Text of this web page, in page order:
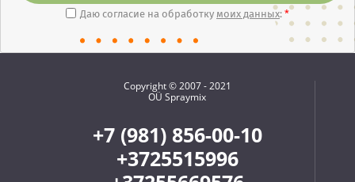
Даю согласие на обработку моих данных: *
Copyright © 2007 - 2021
OÜ Spraymix
+7 (981) 856-00-10
+3725515996